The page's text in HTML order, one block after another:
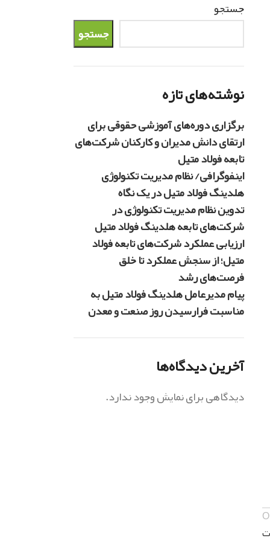
جستجو
جستجو
نوشته‌های تازه
برگزاری دوره‌های آموزشی حقوقی برای
ارتقای دانش مدیران و کارکنان شرکت‌های
تابعه فولاد متیل
اینفوگرافی/ نظام مدیریت تکنولوژی
هلدینگ فولاد متیل در یک نگاه
تدوین نظام مدیریت تکنولوژی در
شرکت‌های تابعه هلدینگ فولاد متیل
ارزیابی عملکرد شرکت‌های تابعه فولاد
متیل؛ از سنجش عملکرد تا خلق
فرصت‌های رشد
پیام مدیرعامل هلدینگ فولاد متیل به
مناسبت فرارسیدن روز صنعت و معدن
آخرین دیدگاه‌ها
دیدگاهی برای نمایش وجود ندارد.